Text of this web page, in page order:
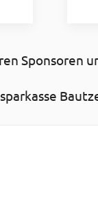
Sponsoren